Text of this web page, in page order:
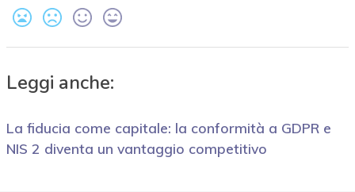
Leggi anche:
La fiducia come capitale: la conformità a GDPR e
NIS 2 diventa un vantaggio competitivo